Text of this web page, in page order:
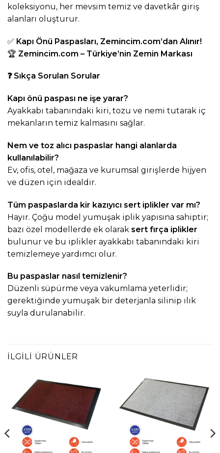
koleksiyonu, her mevsim temiz ve davetkâr giriş
alanları oluşturur.
✅ Kapı Önü Paspasları, Zemincim.com’dan Alınır!
🏆 Zemincim.com – Türkiye’nin Zemin Markası
❓Sıkça Sorulan Sorular
Kapı önü paspası ne işe yarar?
Ayakkabı tabanındaki kiri, tozu ve nemi tutarak iç
mekanların temiz kalmasını sağlar.
Nem ve toz alıcı paspaslar hangi alanlarda
kullanılabilir?
Ev, ofis, otel, mağaza ve kurumsal girişlerde hijyen
ve düzen için idealdir.
Tüm paspaslarda kir kazıyıcı sert iplikler var mı?
Hayır. Çoğu model yumuşak iplik yapısına sahiptir;
bazı özel modellerde ek olarak sert fırça iplikler
bulunur ve bu iplikler ayakkabı tabanındaki kiri
temizlemeye yardımcı olur.
Bu paspaslar nasıl temizlenir?
Düzenli süpürme veya vakumlama yeterlidir;
gerektiğinde yumuşak bir deterjanla silinip ılık
suyla durulanabilir.
İLGILI ÜRÜNLER